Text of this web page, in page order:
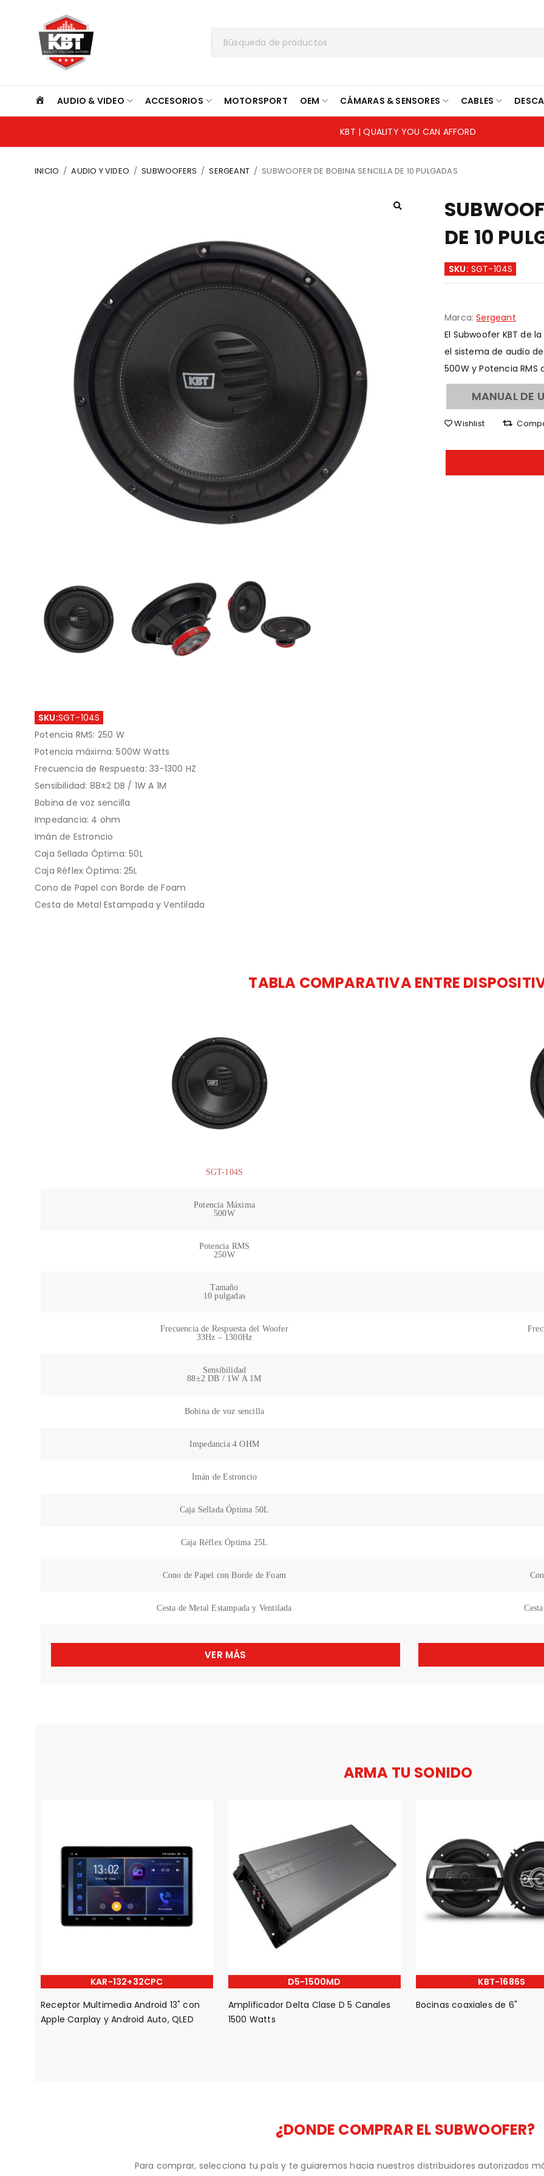
INICIO
AUDIO & VIDEO ACCESORIOS MOTORSPORT OEM CÁMARAS & SENSORES CABLES
KBT | QUALITY YOU CAN AFFORD
INICIO / AUDIO Y VIDEO / SUBWOOFERS / SERGEANT / SUBWOOFER DE BOBINA SENCILLA DE 10 PULGADAS
DE 10
SKU: SGT-104S
Marca: Sergeant
El Subwoofer KBT de
el sistema de audio
500W y Potencia RMS
MANUAL DE
Wishlist
SKU:SGT-104S
Potencia RMS: 250 W
Potencia máxima: 500W Watts
Frecuencia de Respuesta: 33-1300 HZ
Sensibilidad: 88±2 DB / 1W A 1M
Bobina de voz sencilla
Impedancia: 4 ohm
Imán de Estroncio
Caja Sellada Óptima: 50L
Caja Réflex Óptima: 25L
Cono de Papel con Borde de Foam
Cesta de Metal Estampada y Ventilada
TABLA COMPARATIVA ENTRE
SGT-104S
Potencia Máxima
500W
Potencia RMS
250W
Tamaño
10 pulgadas
Frecuencia de Respuesta del Woofer
33Hz – 1300Hz
Sensibilidad
88±2 DB / 1W A 1M
Bobina de voz sencilla
Impedancia 4 OHM
Imán de Estroncio
Caja Sellada Óptima 50L
Caja Réflex Óptima 25L
Cono de Papel con Borde de Foam
Cesta de Metal Estampada y Ventilada
VER MÁS
ARMA TU SONIDO
KAR-132+32CPC
Receptor Multimedia Android 13" con
Apple Carplay y Android Auto, QLED
D5-1500MD
Amplificador Delta Clase D 5 Canales
1500 Watts
KBT-1686S
Bocinas coaxiales de 6"
¿DONDE COMPRAR EL SUBWOOFER?
Para comprar, selecciona tu país y te guiaremos hacia nuestros distribuidores autorizados